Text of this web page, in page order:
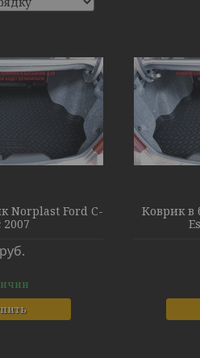
Norplast Ford C-
2007
руб.
Коврик в